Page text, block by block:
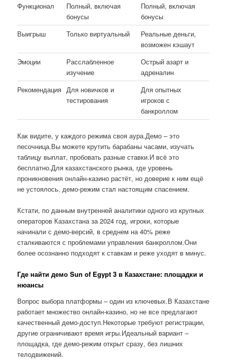
Функционал
Полный, включая
бонусы
Полный, включая
бонусы
Выигрыш
Только виртуальный
Реальные деньги,
возможен кэшаут
Эмоции
Расслабленное
изучение
Острый азарт и
адреналин
Рекомендация Для новичков и
тестирования
Для опытных
игроков с
банкроллом
Как видите, у каждого режима своя аура.Демо – это
песочница.Вы можете крутить барабаны часами, изучать
таблицу выплат, пробовать разные ставки.И всё это
бесплатно.Для казахстанского рынка, где уровень
проникновения онлайн-казино растёт, но доверие к ним ещё
не устоялось, демо-режим стал настоящим спасением.
Кстати, по данным внутренней аналитики одного из крупных
операторов Казахстана за 2024 год, игроки, которые
начинали с демо-версий, в среднем на 40% реже
сталкиваются с проблемами управления банкроллом.Они
более осознанно подходят к ставкам и реже уходят в минус.
Где найти демо Sun of Egypt 3 в Казахстане: площадки и
нюансы
Вопрос выбора платформы – один из ключевых.В Казахстане
работает множество онлайн-казино, но не все предлагают
качественный демо-доступ.Некоторые требуют регистрации,
другие ограничивают время игры.Идеальный вариант –
площадка, где демо-режим открыт сразу, без лишних
телодвижений.